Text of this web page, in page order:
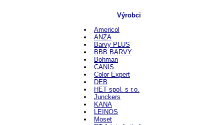
Výrobci
Americol
ANZA
Barvy PLUS
BBB BARVY
Bohman
CANIS
Color Expert
DEB
HET spol. s r.o.
Junckers
KANA
LEINOS
Moset